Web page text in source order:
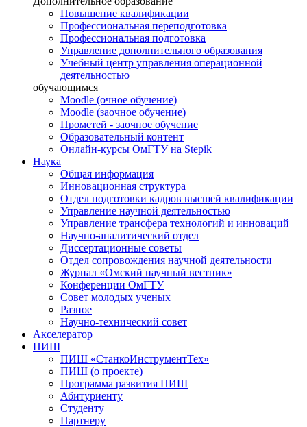
Повышение квалификации
Профессиональная переподготовка
Профессиональная подготовка
Управление дополнительного образования
Учебный центр управления операционной
деятельностью
обучающимся
Moodle (очное обучение)
Moodle (заочное обучение)
Прометей - заочное обучение
Образовательный контент
Онлайн-курсы ОмГТУ на Stepik
Наука
Общая информация
Инновационная структура
Отдел подготовки кадров высшей квалификации
Управление научной деятельностью
Управление трансфера технологий и инноваций
Научно-аналитический отдел
Диссертационные советы
Отдел сопровождения научной деятельности
Журнал «Омский научный вестник»
Конференции ОмГТУ
Совет молодых ученых
Разное
Научно-технический совет
Акселератор
ПИШ
ПИШ «СтанкоИнструментТех»
ПИШ (о проекте)
Программа развития ПИШ
Абитуриенту
Студенту
Партнеру